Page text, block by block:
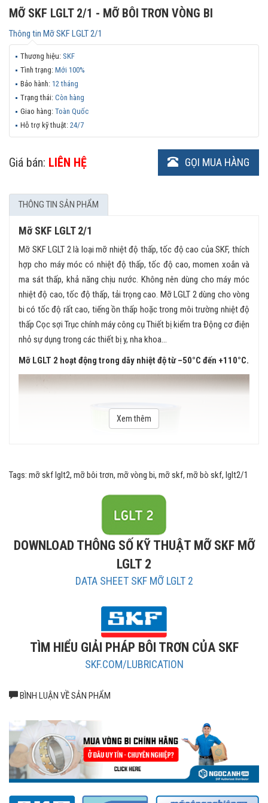
MỠ SKF LGLT 2/1 - MỠ BÔI TRƠN VÒNG BI
Thông tin Mỡ SKF LGLT 2/1
Thương hiệu: SKF
Tình trạng: Mới 100%
Bảo hành: 12 tháng
Trạng thái: Còn hàng
Giao hàng: Toàn Quốc
Hỗ trợ kỹ thuật: 24/7
Giá bán: LIÊN HỆ GỌI MUA HÀNG
THÔNG TIN SẢN PHẨM
Mỡ SKF LGLT 2/1
Mỡ SKF LGLT 2 là loại mỡ nhiệt độ thấp, tốc độ cao của SKF, thích
hợp cho máy móc có nhiệt độ thấp, tốc độ cao, momen xoắn và
ma sát thấp, khả năng chịu nước. Không nên dùng cho máy móc
nhiệt độ cao, tốc độ thấp, tải trọng cao. Mỡ LGLT 2 dùng cho vòng
bi có tốc độ rất cao, tiếng ồn thấp hoặc trong môi trường nhiệt độ
thấp Cọc sợi Trục chính máy công cụ Thiết bị kiểm tra Động cơ điện
nhỏ sự dụng trong các thiết bị y, nha khoa...
Mỡ LGLT 2 hoạt động trong dãy nhiệt độ từ –50°C đến +110°C.
Mỡ SKF LGLT 2/1 được đóng hộp theo trọng lượng 1kg.
Dãy nhiệt độ hoạt động Mỡ SKF LGLT 2
LGLT 2/1 có dãy nhiệt độ hoạt động từ –50°C đến +110°C
Xuất xứ mỡ LGLT 2 SKF chính hãng
Xem thêm
Tags: mỡ skf lglt2, mỡ bôi trơn, mỡ vòng bi, mỡ skf, mỡ bò skf, lglt2/1
DOWNLOAD THÔNG SỐ KỸ THUẬT MỠ SKF MỠ
LGLT 2
DATA SHEET SKF MỠ LGLT 2
TÌM HIỂU GIẢI PHÁP BÔI TRƠN CỦA SKF
SKF.COM/LUBRICATION
BÌNH LUẬN VỀ SẢN PHẨM